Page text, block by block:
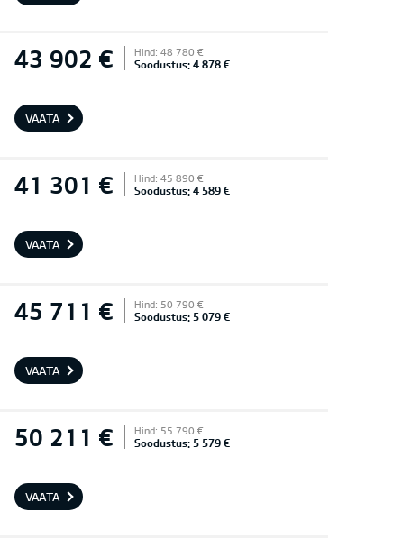
43 902 € Hind: 48 780 €
Soodustus: 4 878 €
VAATA
41 301 € Hind: 45 890 €
Soodustus: 4 589 €
VAATA
45 711 € Hind: 50 790 €
Soodustus: 5 079 €
VAATA
50 211 € Hind: 55 790 €
Soodustus: 5 579 €
VAATA